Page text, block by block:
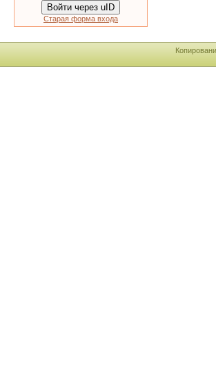
Войти через uID
Старая форма входа